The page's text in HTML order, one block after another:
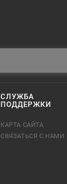
СЛУЖБА
ПОДДЕРЖКИ
КАРТА САЙТА
СВЯЗАТЬСЯ С НАМИ